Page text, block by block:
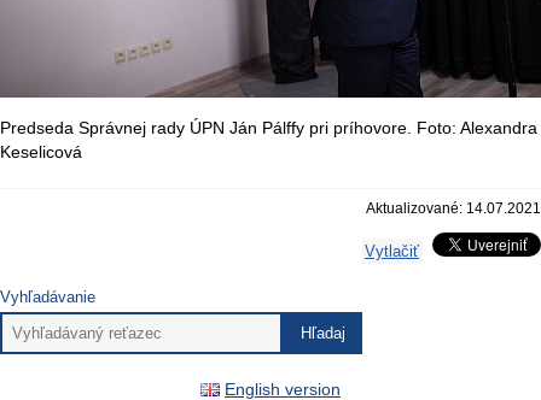
Predseda Správnej rady ÚPN Ján Pálffy pri príhovore. Foto: Alexandra
Keselicová
Aktualizované: 14.07.2021
Vytlačiť
Vyhľadávanie
English version